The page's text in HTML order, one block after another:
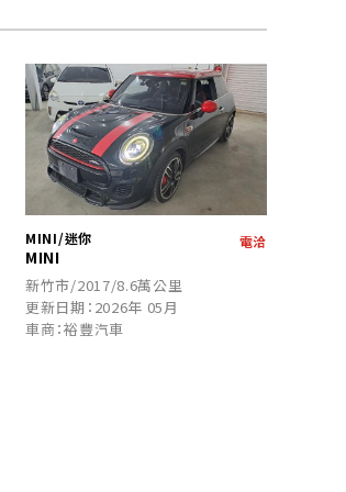
MINI/迷你
MINI
電洽
新竹市/2017/8.6萬公里
更新日期：2026年 05月
車商：裕豐汽車